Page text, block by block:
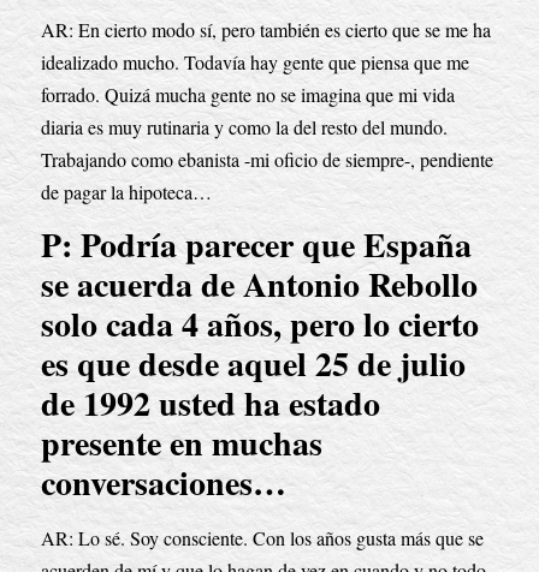
AR: En cierto modo sí, pero también es cierto que se me ha
idealizado mucho. Todavía hay gente que piensa que me
forrado. Quizá mucha gente no se imagina que mi vida
diaria es muy rutinaria y como la del resto del mundo.
Trabajando como ebanista -mi oficio de siempre-, pendiente
de pagar la hipoteca…
P: Podría parecer que España
se acuerda de Antonio Rebollo
solo cada 4 años, pero lo cierto
es que desde aquel 25 de julio
de 1992 usted ha estado
presente en muchas
conversaciones…
AR: Lo sé. Soy consciente. Con los años gusta más que se